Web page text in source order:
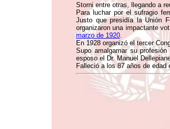
Storni entre otras, llegando a
Para luchar por el sufragio
Justo que presidía la Unión
organizaron una impactante
marzo de 1920.
En 1928 organizó el tercer
Supo amalgamar su
esposo el Dr. Manuel
Falleció a los 87 años de edad